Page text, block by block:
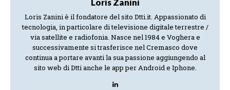
Loris Zanini
Loris Zanini è il fondatore del sito Dtti.it. Appassionato di
tecnologia, in particolare di televisione digitale terrestre /
via satellite e radiofonia. Nasce nel 1984 e Voghera e
successivamente si trasferisce nel Cremasco dove
continua a portare avanti la sua passione aggiungendo al
sito web di Dtti anche le app per Android e Iphone.